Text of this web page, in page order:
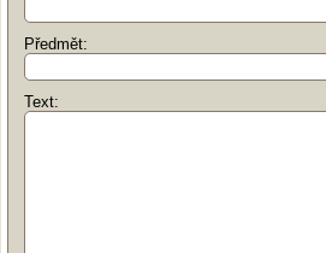
Předmět:
Text: